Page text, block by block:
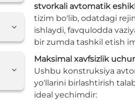
stvorkali avtomatik
tizim bo'lib, odatdagi
ishlaydi, favqulodda
bir zumda tashkil etish
Maksimal xavfsizlik
Ushbu konstruksiya
yo'llarini birlashtirish
ideal yechimdir: